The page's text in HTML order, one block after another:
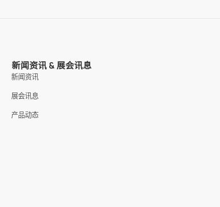
新闻资讯 & 展会讯息
新闻资讯
展会讯息
产品动态